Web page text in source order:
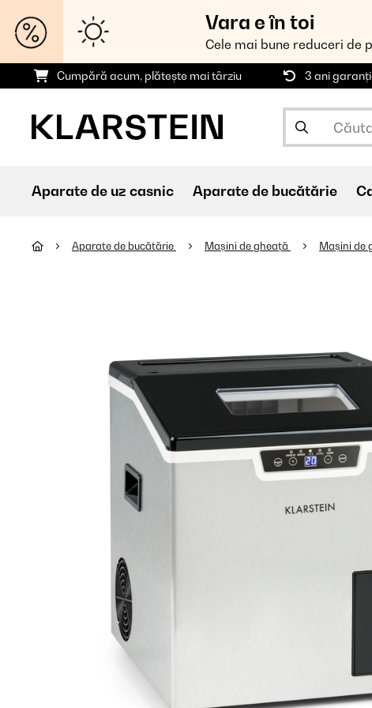
Vara e în toi
Cele mai bune reduceri de
Cumpără acum, plătește mai târziu 3 ani
Aparate de uz casnic Aparate de bucătărie
Aparate de bucătărie Mașini de gheață Mașini de